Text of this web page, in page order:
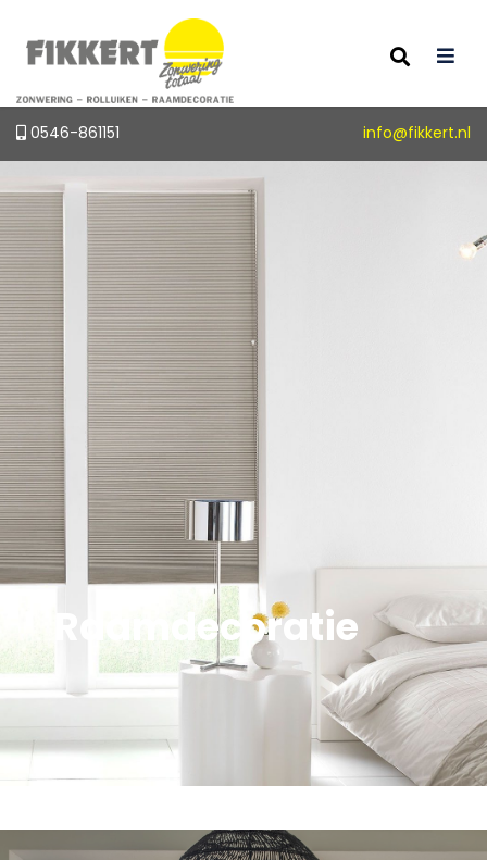
0546-861151 info@fikkert.nl
Raamdecoratie